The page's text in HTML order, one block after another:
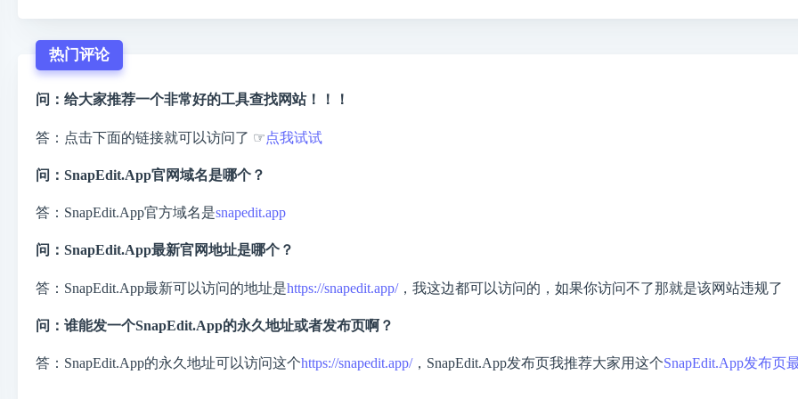
热门评论
问：给大家推荐一个非常好的工具查找网站！！！
答：点击下面的链接就可以访问了 ☞点我试试
问：SnapEdit.App官网域名是哪个？
答：SnapEdit.App官方域名是snapedit.app
问：SnapEdit.App最新官网地址是哪个？
答：SnapEdit.App最新可以访问的地址是https://snapedit.app/，我这边都可以访问的，如果你访问不了那就是该网站违规了
问：谁能发一个SnapEdit.App的永久地址或者发布页啊？
答：SnapEdit.App的永久地址可以访问这个https://snapedit.app/，SnapEdit.App发布页我推荐大家用这个SnapEdit.App发布页